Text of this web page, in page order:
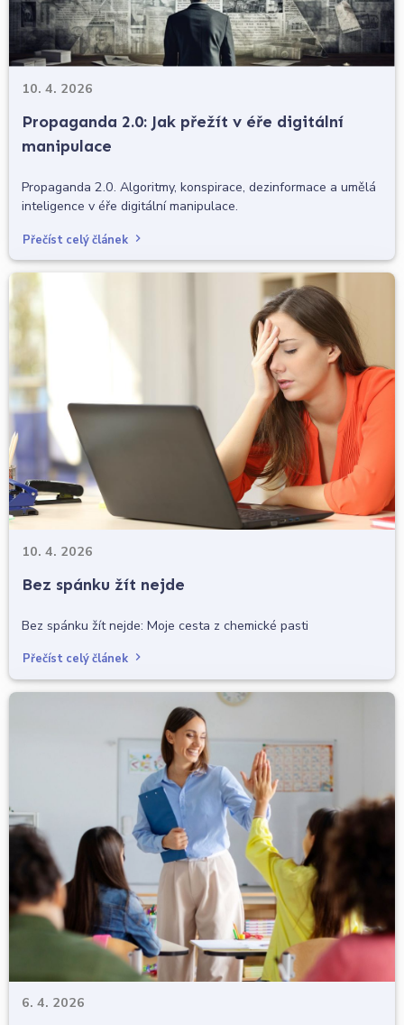
10. 4. 2026
Propaganda 2.0: Jak přežít v éře digitální
manipulace
Propaganda 2.0. Algoritmy, konspirace, dezinformace a umělá
inteligence v éře digitální manipulace.
Přečíst celý článek
10. 4. 2026
Bez spánku žít nejde
Bez spánku žít nejde: Moje cesta z chemické pasti
Přečíst celý článek
6. 4. 2026